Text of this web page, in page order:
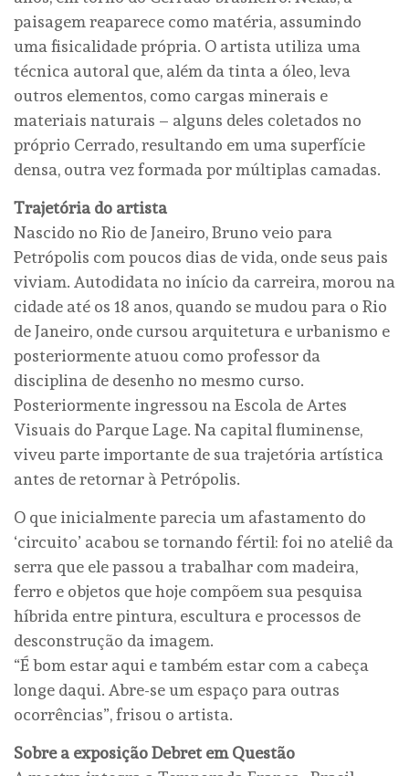
paisagem reaparece como matéria, assumindo
uma fisicalidade própria. O artista utiliza uma
técnica autoral que, além da tinta a óleo, leva
outros elementos, como cargas minerais e
materiais naturais – alguns deles coletados no
próprio Cerrado, resultando em uma superfície
densa, outra vez formada por múltiplas camadas.
Trajetória do artista
Nascido no Rio de Janeiro, Bruno veio para
Petrópolis com poucos dias de vida, onde seus pais
viviam. Autodidata no início da carreira, morou na
cidade até os 18 anos, quando se mudou para o Rio
de Janeiro, onde cursou arquitetura e urbanismo e
posteriormente atuou como professor da
disciplina de desenho no mesmo curso.
Posteriormente ingressou na Escola de Artes
Visuais do Parque Lage. Na capital fluminense,
viveu parte importante de sua trajetória artística
antes de retornar à Petrópolis.
O que inicialmente parecia um afastamento do
‘circuito’ acabou se tornando fértil: foi no ateliê da
serra que ele passou a trabalhar com madeira,
ferro e objetos que hoje compõem sua pesquisa
híbrida entre pintura, escultura e processos de
desconstrução da imagem.
“É bom estar aqui e também estar com a cabeça
longe daqui. Abre-se um espaço para outras
ocorrências”, frisou o artista.
Sobre a exposição Debret em Questão